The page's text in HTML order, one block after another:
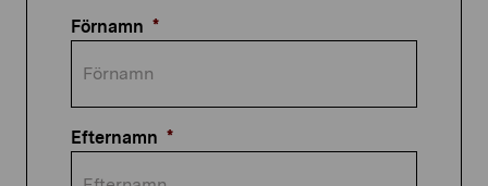
Förnamn *
Efternamn *